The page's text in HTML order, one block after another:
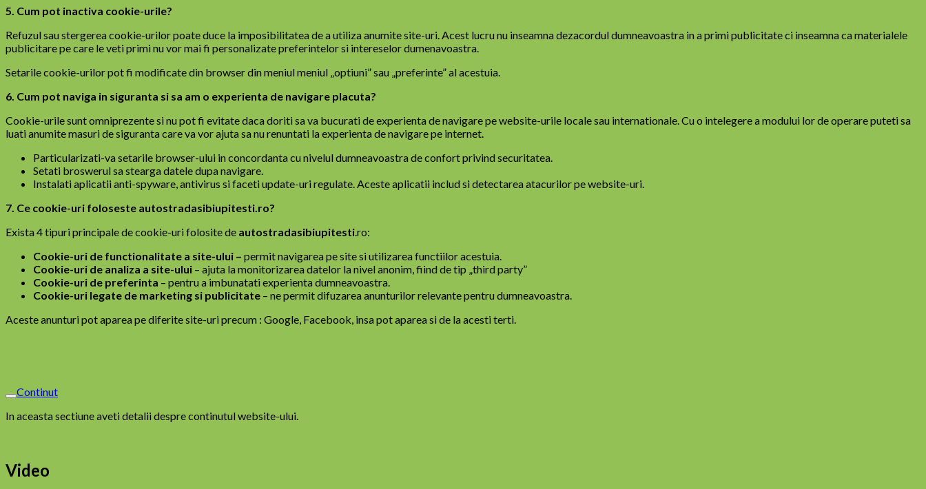
5. Cum pot inactiva cookie-urile?
Refuzul sau stergerea cookie-urilor poate duce la imposibilitatea de a utiliza anumite site-uri. Acest lucru nu inseamna dezacordul dumneavoastra in a primi publicitate ci inseamna ca materialele
publicitare pe care le veti primi nu vor mai fi personalizate preferintelor si intereselor dumenavoastra.
Setarile cookie-urilor pot fi modificate din browser din meniul meniul „optiuni” sau „preferinte” al acestuia.
6. Cum pot naviga in siguranta si sa am o experienta de navigare placuta?
Cookie-urile sunt omniprezente si nu pot fi evitate daca doriti sa va bucurati de experienta de navigare pe website-urile locale sau internationale. Cu o intelegere a modului lor de operare puteti sa
luati anumite masuri de siguranta care va vor ajuta sa nu renuntati la experienta de navigare pe internet.
Particularizati-va setarile browser-ului in concordanta cu nivelul dumneavoastra de confort privind securitatea.
Setati broswerul sa stearga datele dupa navigare.
Instalati aplicatii anti-spyware, antivirus si faceti update-uri regulate. Aceste aplicatii includ si detectarea atacurilor pe website-uri.
7. Ce cookie-uri foloseste autostradasibiupitesti.ro?
Exista 4 tipuri principale de cookie-uri folosite de autostradasibiupitesti.ro:
Cookie-uri de functionalitate a site-ului – permit navigarea pe site si utilizarea functiilor acestuia.
Cookie-uri de analiza a site-ului – ajuta la monitorizarea datelor la nivel anonim, fiind de tip „third party”
Cookie-uri de preferinta – pentru a imbunatati experienta dumneavoastra.
Cookie-uri legate de marketing si publicitate – ne permit difuzarea anunturilor relevante pentru dumneavoastra.
Aceste anunturi pot aparea pe diferite site-uri precum : Google, Facebook, insa pot aparea si de la acesti terti.
Continut
In aceasta sectiune aveti detalii despre continutul website-ului.
Video